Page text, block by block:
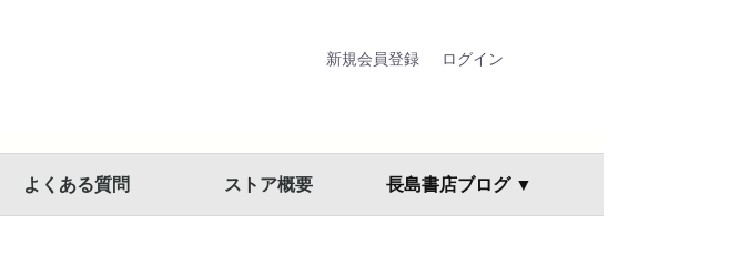
新規会員登録 ログイン
よくある質問 ストア概要 長島書店ブログ ▼